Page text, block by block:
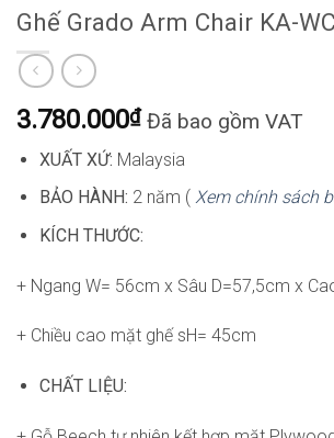
Ghế Grado Arm Chair KA-
3.780.000₫ Đã bao gồm VAT
XUẤT XỨ: Malaysia
BẢO HÀNH: 2 năm ( Xem chính sách
KÍCH THƯỚC:
+ Ngang W= 56cm x Sâu D=57,5cm x
+ Chiều cao mặt ghế sH= 45cm
CHẤT LIỆU: